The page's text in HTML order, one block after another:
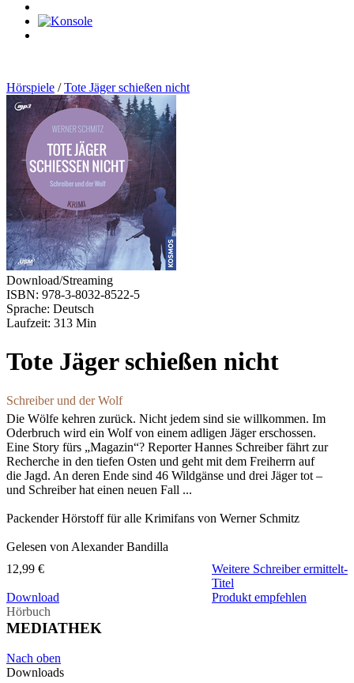
Hörspiele /Tote Jäger schießen nicht
Download/Streaming
ISBN: 978-3-8032-8522-5
Sprache: Deutsch
Laufzeit: 313 Min
Tote Jäger schießen nicht
Schreiber und der Wolf
Die Wölfe kehren zurück. Nicht jedem sind sie willkommen. Im
Oderbruch wird ein Wolf von einem adligen Jäger erschossen.
Eine Story fürs „Magazin“? Reporter Hannes Schreiber fährt zur
Recherche in den tiefen Osten und geht mit dem Freiherrn auf
die Jagd. An deren Ende sind 46 Wildgänse und drei Jäger tot –
und Schreiber hat einen neuen Fall ...
Packender Hörstoff für alle Krimifans von Werner Schmitz
Gelesen von Alexander Bandilla
12,99 €
Download
Hörbuch
Weitere Schreiber ermittelt-
Titel
Produkt empfehlen
MEDIATHEK
Nach oben
Downloads